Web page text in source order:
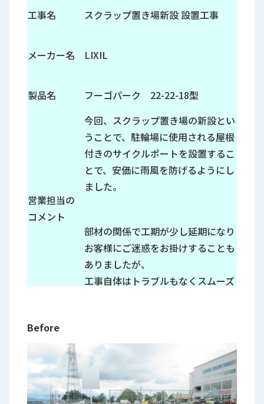
工事名 スクラップ置き場新設 設置工事
メーカー名 LIXIL
製品名 フーゴパーク 22-22-18型
営業担当の
コメント
今回、スクラップ置き場の新設とい
うことで、駐輪場に使用される屋根
付きのサイクルポートを設置するこ
とで、安価に雨風を防げるようにし
ました。
部材の関係で工期が少し延期になり
お客様にご迷惑をお掛けすることも
ありましたが、
工事自体はトラブルもなくスムーズ
Before